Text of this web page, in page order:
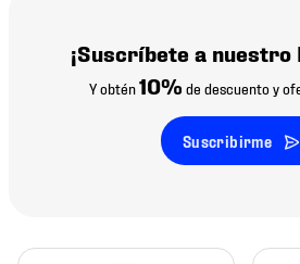
¡Suscríbete a
Y obtén10% de descuento y
Suscribirme